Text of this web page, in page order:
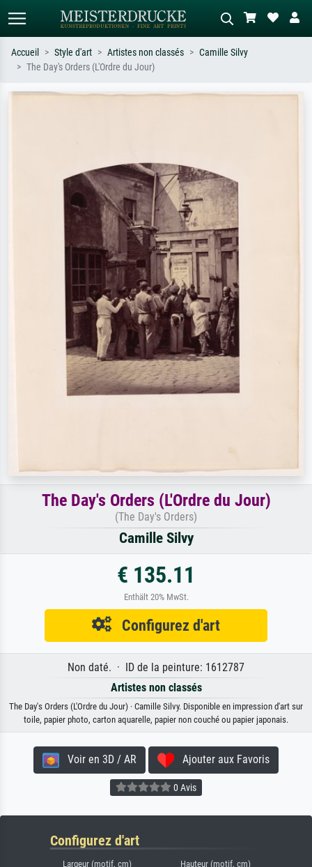
Accueil Style d'art Artistes non classés
Camille Silvy
The Day's Orders (L'Ordre du Jour)
The Day's Orders (L'Ordre du Jour)
(The Day's Orders)
Camille Silvy
€ 135.11
Enthält 20% MwSt.
Configurez d'art
Non daté. · ID de la peinture: 1612787
Artistes non classés
The Day's Orders (L'Ordre du Jour) · Camille Silvy. Disponible en impression d'art sur
toile, papier photo, carton aquarelle, papier non couché ou papier japonais.
Voir en 3D / AR Ajouter aux Favoris
0 Avis
Configurez d'art
Largeur (motif, cm) Hauteur (motif, cm)